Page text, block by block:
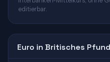
editierbar.
Euro in Britisches Pfund